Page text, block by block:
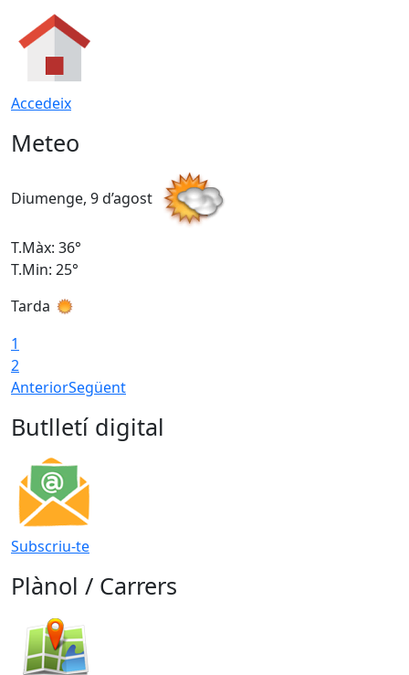
Accedeix
Meteo
Diumenge, 9 d’agost
T.Màx: 36°
T.Min: 25°
Tarda
1
2
AnteriorSegüent
Butlletí digital
Subscriu-te
Plànol / Carrers